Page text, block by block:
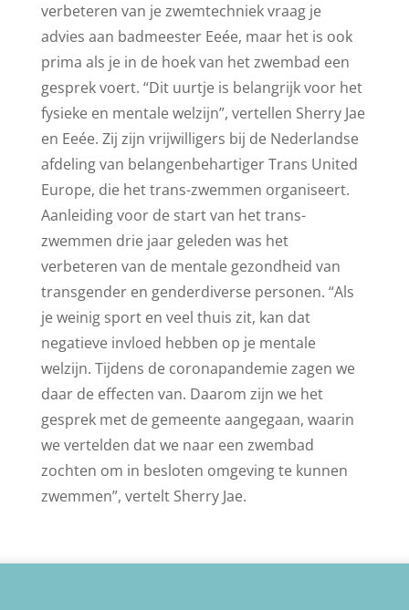
verbeteren van je zwemtechniek vraag je
advies aan badmeester Eeée, maar het is ook
prima als je in de hoek van het zwembad een
gesprek voert. “Dit uurtje is belangrijk voor het
fysieke en mentale welzijn”, vertellen Sherry Jae
en Eeée. Zij zijn vrijwilligers bij de Nederlandse
afdeling van belangenbehartiger Trans United
Europe, die het trans-zwemmen organiseert.
Aanleiding voor de start van het trans-
zwemmen drie jaar geleden was het
verbeteren van de mentale gezondheid van
transgender en genderdiverse personen. “Als
je weinig sport en veel thuis zit, kan dat
negatieve invloed hebben op je mentale
welzijn. Tijdens de coronapandemie zagen we
daar de effecten van. Daarom zijn we het
gesprek met de gemeente aangegaan, waarin
we vertelden dat we naar een zwembad
zochten om in besloten omgeving te kunnen
zwemmen”, vertelt Sherry Jae.